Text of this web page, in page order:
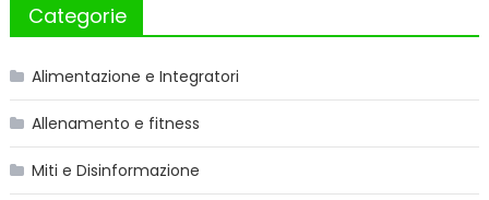
Categorie
Alimentazione e Integratori
Allenamento e fitness
Miti e Disinformazione